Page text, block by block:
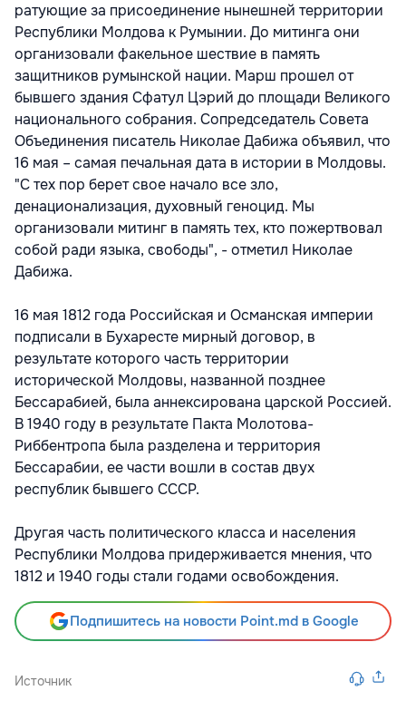
ратующие за присоединение нынешней территории
Республики Молдова к Румынии. До митинга они
организовали факельное шествие в память
защитников румынской нации. Марш прошел от
бывшего здания Сфатул Цэрий до площади Великого
национального собрания. Сопредседатель Совета
Объединения писатель Николае Дабижа объявил, что
16 мая – самая печальная дата в истории в Молдовы.
"С тех пор берет свое начало все зло,
денационализация, духовный геноцид. Мы
организовали митинг в память тех, кто пожертвовал
собой ради языка, свободы", - отметил Николае
Дабижа.
16 мая 1812 года Российская и Османская империи
подписали в Бухаресте мирный договор, в
результате которого часть территории
исторической Молдовы, названной позднее
Бессарабией, была аннексирована царской Россией.
В 1940 году в результате Пакта Молотова-
Риббентропа была разделена и территория
Бессарабии, ее части вошли в состав двух
республик бывшего СССР.
Другая часть политического класса и населения
Республики Молдова придерживается мнения, что
1812 и 1940 годы стали годами освобождения.
Подпишитесь на новости Point.md в Google
Источник